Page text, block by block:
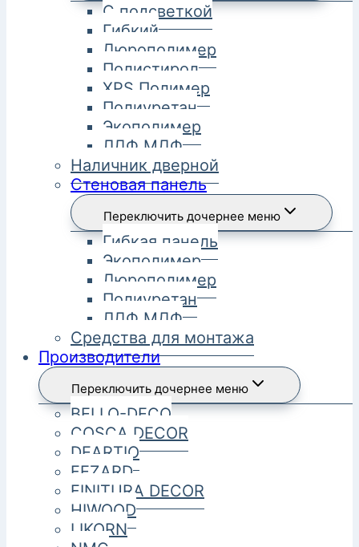
С подсветкой
Гибкий
Дюрополимер
Полистирол
XPS Полимер
Полиуретан
Экополимер
ЛДФ МДФ
Наличник дверной
Стеновая панель
Переключить дочернее меню
Гибкая панель
Экополимер
Дюрополимер
Полиуретан
ЛДФ МДФ
Средства для монтажа
Производители
Переключить дочернее меню
BELLO-DECO
COSCA DECOR
DEARTIO
FEZARD
FINITURA DECOR
HIWOOD
LIKORN